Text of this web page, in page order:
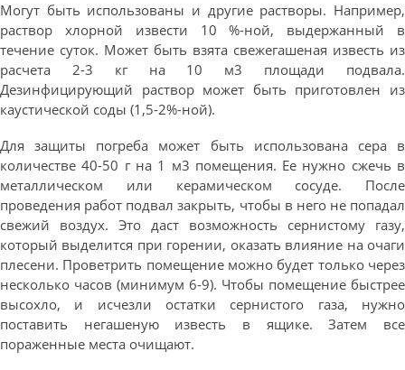
Могут быть использованы и другие растворы. Например,
раствор хлорной извести 10 %-ной, выдержанный в
течение суток. Может быть взята свежегашеная известь из
расчета 2-3 кг на 10 м3 площади подвала.
Дезинфицирующий раствор может быть приготовлен из
каустической соды (1,5-2%-ной).
Для защиты погреба может быть использована сера в
количестве 40-50 г на 1 м3 помещения. Ее нужно сжечь в
металлическом или керамическом сосуде. После
проведения работ подвал закрыть, чтобы в него не попадал
свежий воздух. Это даст возможность сернистому газу,
который выделится при горении, оказать влияние на очаги
плесени. Проветрить помещение можно будет только через
несколько часов (минимум 6-9). Чтобы помещение быстрее
высохло, и исчезли остатки сернистого газа, нужно
поставить негашеную известь в ящике. Затем все
пораженные места очищают.